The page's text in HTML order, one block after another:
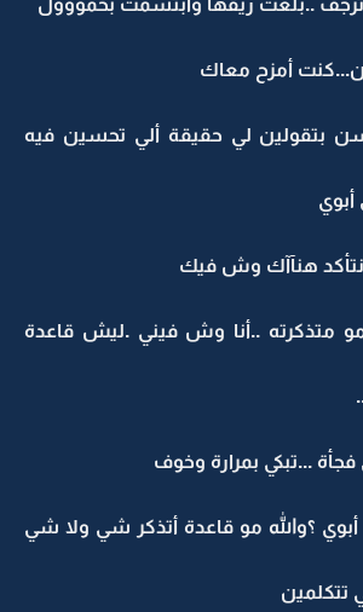
..بلعت ريقها وأبتسمت بخمووول
أمزح معاك
بتقولين لي حقيقة ألي تحسين فيه
أبوي
نتأكد هنآآك وش فيك
متذكرته ..أنا وش فيني .ليش قاعدة
...تبكي بمرارة وخوف
؟والله مو قاعدة أتذكر شي ولا شي
تتكلمين